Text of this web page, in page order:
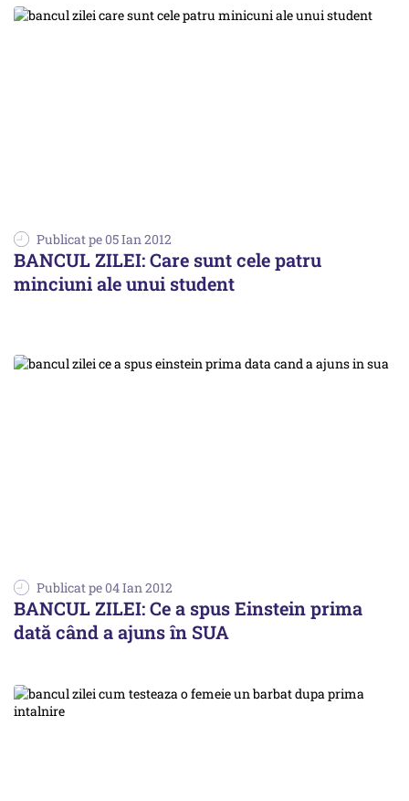
Publicat pe 05 Ian 2012
BANCUL ZILEI: Care sunt cele patru
minciuni ale unui student
Publicat pe 04 Ian 2012
BANCUL ZILEI: Ce a spus Einstein prima
dată când a ajuns în SUA